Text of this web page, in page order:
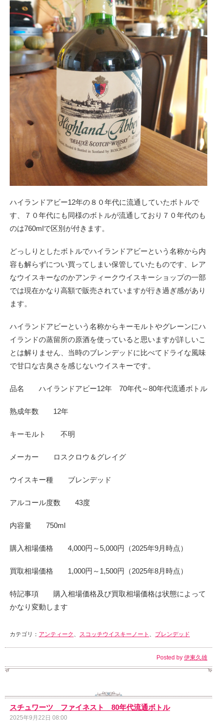
ハイランドアビー12年の８０年代に流通していたボトルで
す、７０年代にも同様のボトルが流通しており７０年代のも
のは760mlで区別が付きます。
どっしりとしたボトルでハイランドアビーという名称から内
容も解らずについ買ってしまい保管していたものです、レア
なウイスキーなのかアンティークウイスキーショップの一部
では現在かなり高額で販売されていますが行き過ぎ感があり
ます。
ハイランドアビーという名称からキーモルトやグレーンにハ
イランドの蒸留所の原酒を使っていると思いますが詳しいこ
とは解りません、当時のブレンデッドに比べてドライな風味
で甘口な古臭さを感じないウイスキーです。
品名 ハイランドアビー12年 70年代～80年代流通ボトル
熟成年数 12年
キーモルト 不明
メーカー ロスクロウ＆グレイグ
ウイスキー種 ブレンデッド
アルコール度数 43度
内容量 750ml
購入相場価格 4,000円～5,000円（2025年9月時点）
買取相場価格 1,000円～1,500円（2025年8月時点）
特記事項 購入相場価格及び買取相場価格は状態によって
かなり変動します
カテゴリ： アンティーク 、 スコッチウイスキーノート 、 ブレンデッド
Posted by 伊東久雄
スチュワーツ ファイネスト 80年代流通ボトル
2025年9月22日 08:00